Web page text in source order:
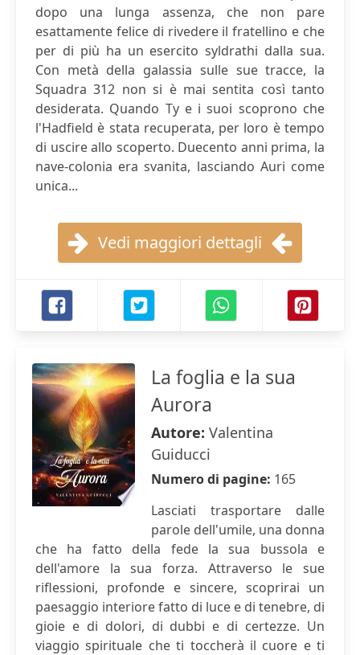
dopo una lunga assenza, che non pare
esattamente felice di rivedere il fratellino e che
per di più ha un esercito syldrathi dalla sua.
Con metà della galassia sulle sue tracce, la
Squadra 312 non si è mai sentita così tanto
desiderata. Quando Ty e i suoi scoprono che
l'Hadfield è stata recuperata, per loro è tempo
di uscire allo scoperto. Duecento anni prima, la
nave-colonia era svanita, lasciando Auri come
unica...
Vedi maggiori dettagli
La foglia e la sua
Aurora
Autore: Valentina
Guiducci
Numero di pagine: 165
Lasciati trasportare dalle
parole dell'umile, una donna
che ha fatto della fede la sua bussola e
dell'amore la sua forza. Attraverso le sue
riflessioni, profonde e sincere, scoprirai un
paesaggio interiore fatto di luce e di tenebre, di
gioie e di dolori, di dubbi e di certezze. Un
viaggio spirituale che ti toccherà il cuore e ti